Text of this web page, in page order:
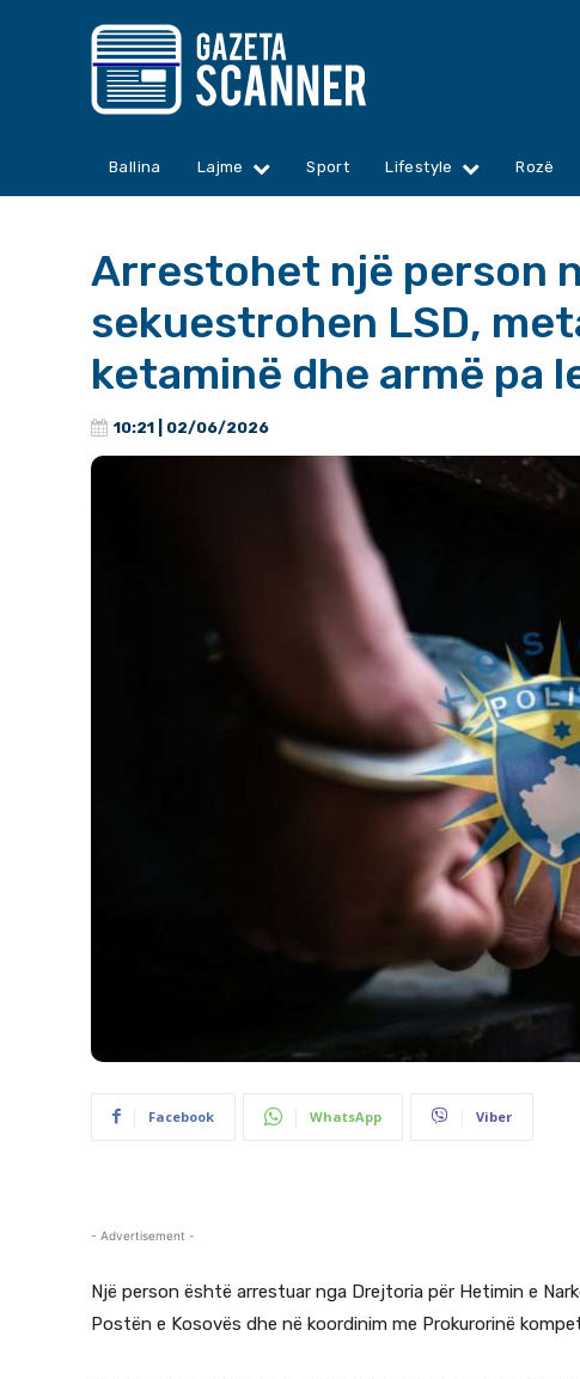
Ballina Lajme Sport Lifestyle Rozë
Arrestohet një person
sekuestrohen LSD,
ketaminë dhe armë pa
10:21 | 02/06/2026
Facebook WhatsApp Viber
- Advertisement -
Një person është arrestuar nga Drejtoria për Hetimin e
Postën e Kosovës dhe në koordinim me Prokurorinë